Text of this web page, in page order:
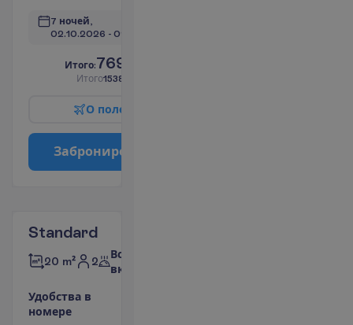
7 ночей,
02.10.2026 - 09.10.2026
Итого:769.00
Итого1538.00
О поле
Заброниро
Standard
20 m² 2
Все
включено
Удобства в
номере